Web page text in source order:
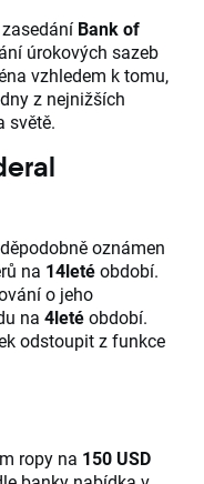
Bank of
úrokových sazeb
vzhledem k tomu,
z nejnižších
světě.
oznámen
na 14letéobdobí.
o jeho
na 4letéobdobí.
odstoupit z funkce
ropy na 150 USD